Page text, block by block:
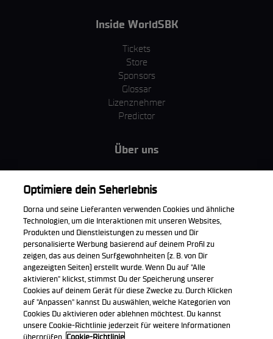
Inside WorldSBK
Tickets
Store
Sponsors
Glossar
Lizenznehmer
Predictor
Über uns
MotoGP Group
Cookie Richtlinien
Unternehmen & ESG
Datenschutzerklärung
Kaufrichtlinie
Die offizielle WorldSBK App herunterladen
Optimiere dein Seherlebnis
Dorna und seine Lieferanten verwenden Cookies und ähnliche
Technologien, um die Interaktionen mit unseren Websites,
Produkten und Dienstleistungen zu messen und Dir
personalisierte Werbung basierend auf deinem Profil zu
zeigen, das aus deinen Surfgewohnheiten (z. B. von Dir
angezeigten Seiten) erstellt wurde. Wenn Du auf "Alle
aktivieren" klickst, stimmst Du der Speicherung unserer
Cookies auf deinem Gerät für diese Zwecke zu. Durch Klicken
auf "Anpassen" kannst Du auswählen, welche Kategorien von
Cookies Du aktivieren oder ablehnen möchtest. Du kannst
unsere Cookie-Richtlinie jederzeit für weitere Informationen
überprüfen. Cookie-Richtlinie